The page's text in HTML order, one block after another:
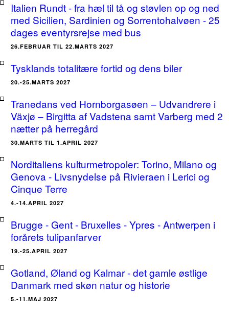
Italien Rundt - fra hæl til tå og støvlen op og ned
med Sicilien, Sardinien og Sorrentohalvøen - 25
dages eventyrsrejse med bus
26.FEBRUAR TIL 22.MARTS 2027
Tysklands totalitære fortid og dens biler
20.-25.MARTS 2027
Tranedans ved Hornborgasøen – Udvandrere i
Växjø – Birgitta af Vadstena samt Varberg med 2
nætter på herregård
30.MARTS TIL 1.APRIL 2027
Norditaliens kulturmetropoler: Torino, Milano og
Genova - Livsnydelse på Rivieraen i Lerici og
Cinque Terre
4.-14.APRIL 2027
Brugge - Gent - Bruxelles - Ypres - Antwerpen i
forårets tulipanfarver
19.-25.APRIL 2027
Gotland, Øland og Kalmar - det gamle østlige
Danmark med skøn natur og historie
5.-11.MAJ 2027